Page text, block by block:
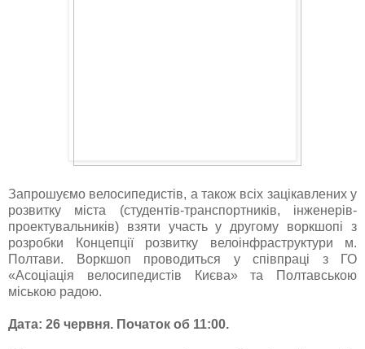
Запрошуємо велосипедистів, а також всіх зацікавлених у
розвитку міста (студентів-транспортників, інженерів-
проектувальників) взяти участь у другому воркшопі з
розробки Концепції розвитку велоінфраструктури м.
Полтави. Воркшоп проводиться у співпраці з ГО
«Асоціація велосипедистів Києва» та Полтавською
міською радою.
Дата: 26 червня. Початок об 11:00.